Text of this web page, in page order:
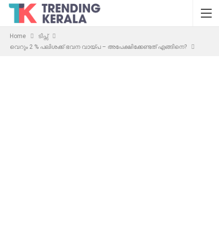
Home
ടിപ്സ്
വെറും 2 % പലിശക്ക് ഭവന വായ്പ – അപേക്ഷിക്കേണ്ടത് എങ്ങിനെ?